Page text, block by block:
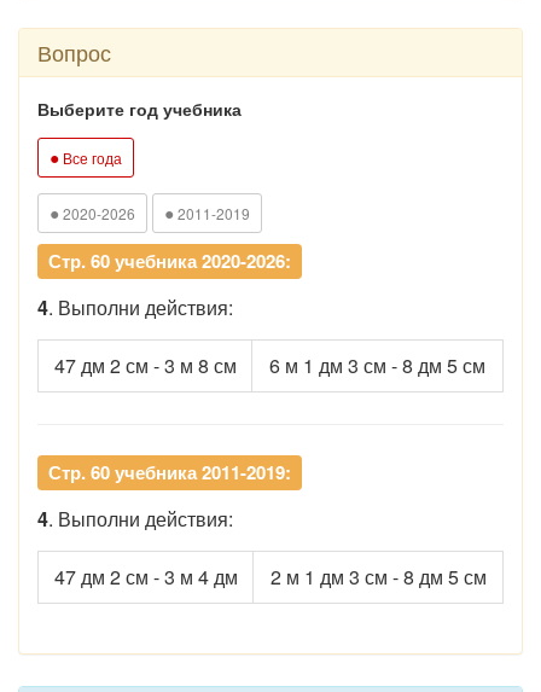
Вопрос
Выберите год учебника
● Все года
● 2020-2026 ● 2011-2019
Стр. 60 учебника 2020-2026:
4. Выполни действия:
47 дм 2 см - 3 м 8 см 6 м 1 дм 3 см - 8 дм 5 см
Стр. 60 учебника 2011-2019:
4. Выполни действия:
47 дм 2 см - 3 м 4 дм 2 м 1 дм 3 см - 8 дм 5 см